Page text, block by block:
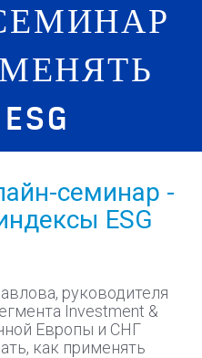
семинар -
ESG
руководителя
Investment &
Европы и СНГ
как применять